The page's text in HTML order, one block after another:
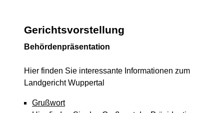
Gerichtsvorstellung
Behördenpräsentation
Hier finden Sie interessante Informationen zum
Landgericht Wuppertal
Grußwort